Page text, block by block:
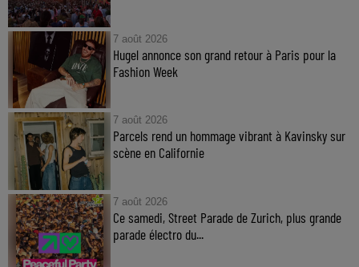
7 août 2026
Hugel annonce son grand retour à Paris pour la
Fashion Week
7 août 2026
Parcels rend un hommage vibrant à Kavinsky sur
scène en Californie
7 août 2026
Ce samedi, Street Parade de Zurich, plus grande
parade électro du...